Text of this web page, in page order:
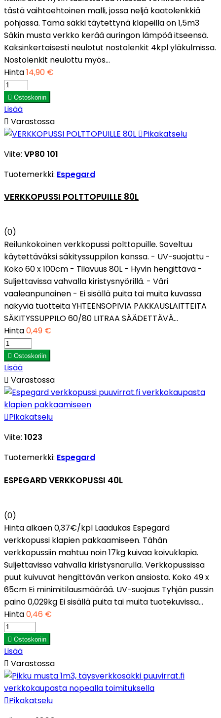
tästä vaihtoehtoinen malli, jossa neljä kaatolenkkiä
pohjassa. Tämä säkki täytettynä klapeilla on 1,5m3
Säkin musta verkko kerää auringon lämpöä itseensä.
Kaksinkertaisesti neulotut nostolenkit 4kpl yläkulmissa.
Nostolenkit neulottu myös...
Hinta14,90 €
 Ostoskoriin
Lisää
 Varastossa
Pikakatselu
Viite: VP80 101
Tuotemerkki: Espegard
VERKKOPUSSI POLTTOPUILLE 80L
(0)
Reilunkokoinen verkkopussi polttopuille. Soveltuu
käytettäväksi säkityssuppilon kanssa. - UV-suojattu -
Koko 60 x 100cm - Tilavuus 80L - Hyvin hengittävä -
Suljettavissa vahvalla kiristysnyörillä. - Väri
vaaleanpunainen - Ei sisällä puita tai muita kuvassa
näkyviä tuotteita YHTEENSOPIVIA PAKKAUSLAITTEITA
SÄKITYSSUPPILO 60/80 LITRAA SÄÄDETTÄVÄ...
Hinta0,49 €
 Ostoskoriin
Lisää
 Varastossa
Pikakatselu
Viite: 1023
Tuotemerkki: Espegard
ESPEGARD VERKKOPUSSI 40L
(0)
Hinta alkaen 0,37€/kpl Laadukas Espegard
verkkopussi klapien pakkaamiseen. Tähän
verkkopussiin mahtuu noin 17kg kuivaa koivuklapia.
Suljettavissa vahvalla kiristysnarulla. Verkkopussissa
puut kuivuvat hengittävän verkon ansiosta. Koko 49 x
65cm Ei minimitilausmäärää. UV-suojaus Tyhjän pussin
paino 0,029kg Ei sisällä puita tai muita tuotekuvissa...
Hinta0,46 €
 Ostoskoriin
Lisää
 Varastossa
Pikakatselu